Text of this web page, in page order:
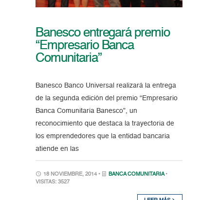
Banesco entregará premio
“Empresario Banca
Comunitaria”
Banesco Banco Universal realizará la entrega
de la segunda edición del premio “Empresario
Banca Comunitaria Banesco”, un
reconocimiento que destaca la trayectoria de
los emprendedores que la entidad bancaria
atiende en las
18 NOVIEMBRE, 2014 • BANCA COMUNITARIA •
VISITAS: 3527